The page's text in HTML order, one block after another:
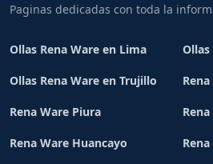
Paginas dedicadas con toda la
Ollas Rena Ware en Lima Ollas
Ollas Rena Ware en Trujillo
Rena Ware Piura
Rena Ware Huancayo